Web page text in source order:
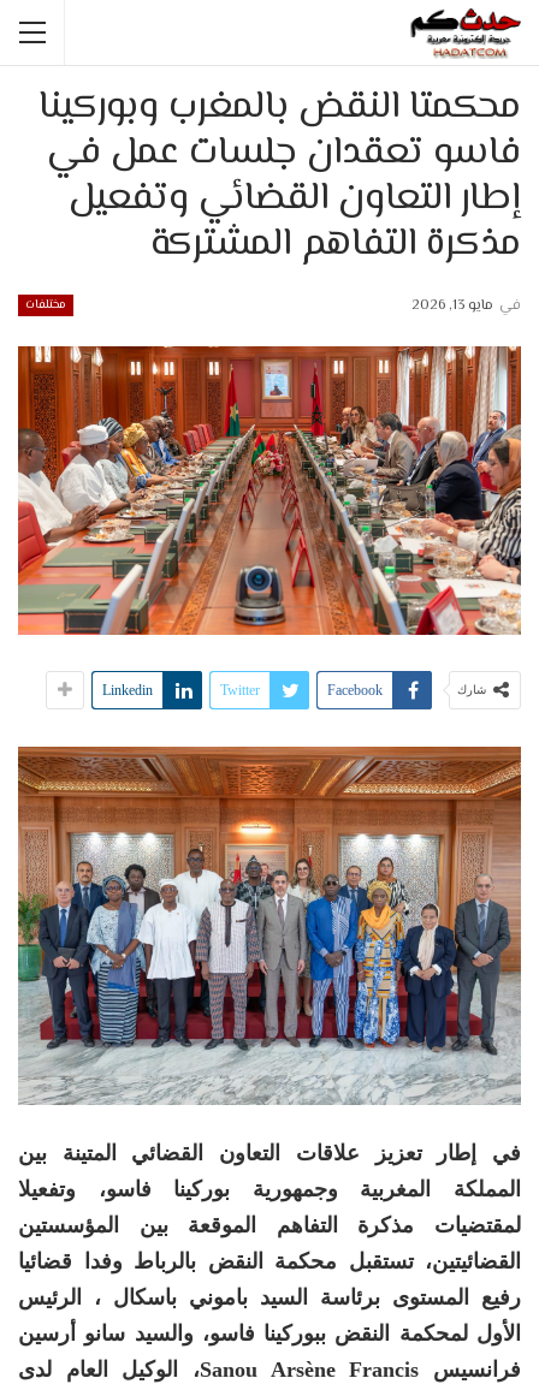
محكمتا النقض بالمغرب وبوركينا
فاسو تعقدان جلسات عمل في
إطار التعاون القضائي وتفعيل
مذكرة التفاهم المشتركة
مختلفات في مايو 13, 2026
شارك Facebook
Twitter
Linkedin
في إطار تعزيز علاقات التعاون القضائي المتينة بين
المملكة المغربية وجمهورية بوركينا فاسو، وتفعيلا
لمقتضيات مذكرة التفاهم الموقعة بين المؤسستين
القضائيتين، تستقبل محكمة النقض بالرباط وفدا قضائيا
رفيع المستوى برئاسة السيد باموني باسكال ، الرئيس
الأول لمحكمة النقض ببوركينا فاسو، والسيد سانو أرسين
فرانسيس Sanou Arsène Francis، الوكيل العام لدى